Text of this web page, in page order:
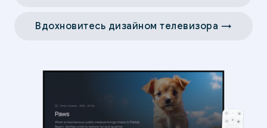
Вдохновитесь дизайном телевизора →